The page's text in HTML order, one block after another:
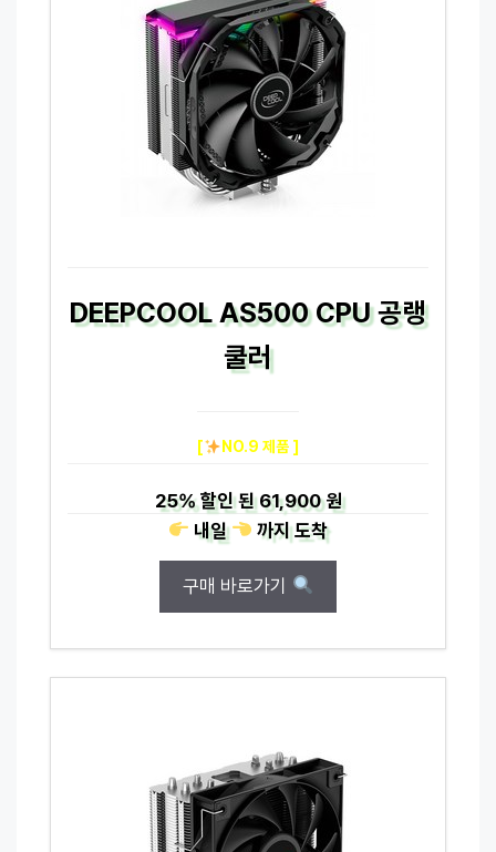
DEEPCOOL AS500 CPU 공랭
쿨러
[ NO.9 제품 ]
25%할인 된61,900 원
내일
까지도착
구매 바로가기